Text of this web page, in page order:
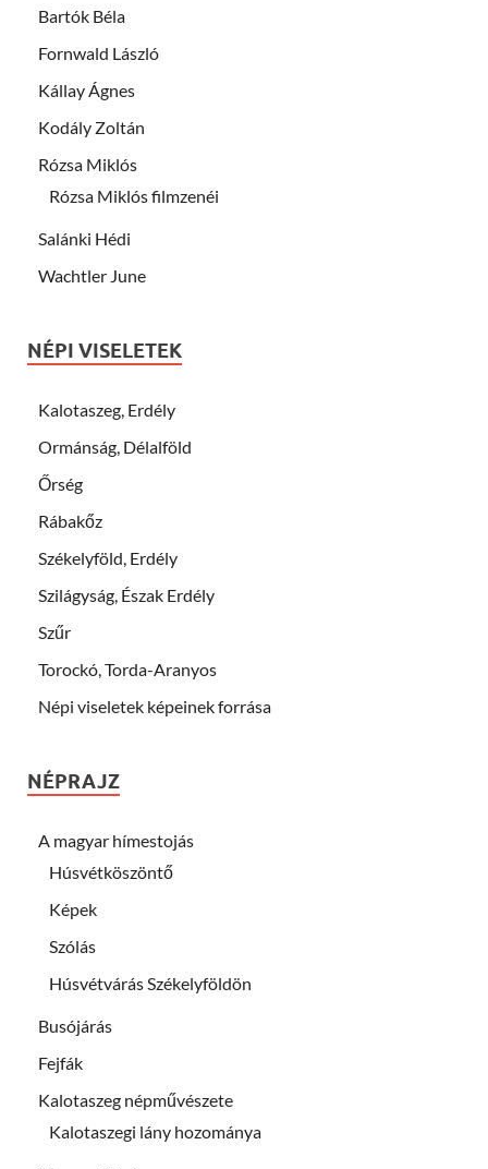
Bartók Béla
Fornwald László
Kállay Ágnes
Kodály Zoltán
Rózsa Miklós
Rózsa Miklós filmzenéi
Salánki Hédi
Wachtler June
NÉPI VISELETEK
Kalotaszeg, Erdély
Ormánság, Délalföld
Őrség
Rábakőz
Székelyföld, Erdély
Szilágyság, Észak Erdély
Szűr
Torockó, Torda-Aranyos
Népi viseletek képeinek forrása
NÉPRAJZ
A magyar hímestojás
Húsvétköszöntő
Képek
Szólás
Húsvétvárás Székelyföldön
Busójárás
Fejfák
Kalotaszeg népművészete
Kalotaszegi lány hozománya